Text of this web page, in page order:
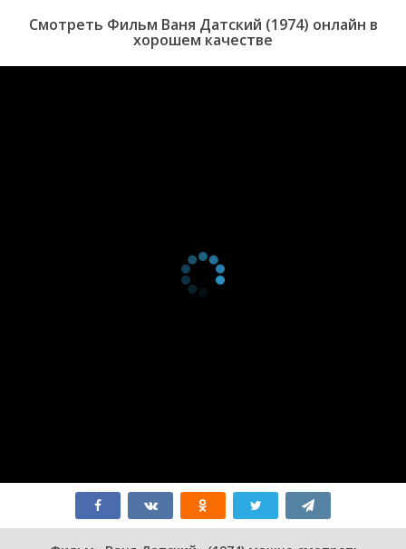
Смотреть Фильм Ваня Датский (1974) онлайн в
хорошем качестве